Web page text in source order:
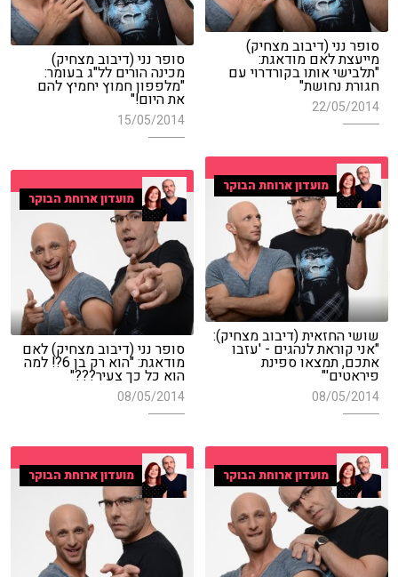
סופר נני (דיבוב מצחיק)
מייעצת לאם מודאגת:
"תלבישי אותו בקורדרוי עם
חגורת נחושת"
22/05/2014
סופר נני (דיבוב מצחיק)
מכינה הורים לל"ג בעומר:
"מלפפון חמוץ יחמיץ להם
את היום!"
15/05/2014
מועדון ארוחת הבוקר
שושי החזאית (דיבוב מצחיק):
"אני קוראת לנהגים - 'עזבו
אתכם, תמצאו ספינת
פיראטים'"
08/05/2014
מועדון ארוחת הבוקר
סופר נני (דיבוב מצחיק) לאם
מודאגת: "הוא רק בן 6?! למה
הוא כל כך צעיר???"
08/05/2014
מועדון ארוחת הבוקר מועדון ארוחת הבוקר